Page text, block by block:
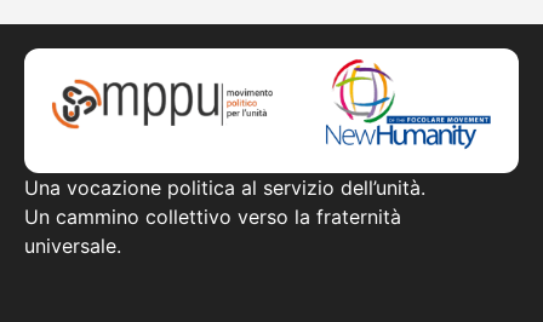
Una vocazione politica al servizio dell’unità.
Un cammino collettivo verso la fraternità
universale.